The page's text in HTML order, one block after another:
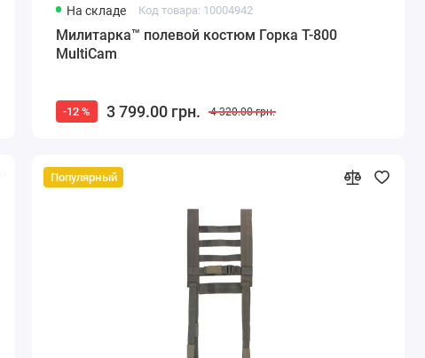
На складе Код товара: 10004942
Милитарка™ полевой костюм Горка Т-800
MultiCam
-12 % 3 799.00 грн. 4 320.00 грн.
Популярный